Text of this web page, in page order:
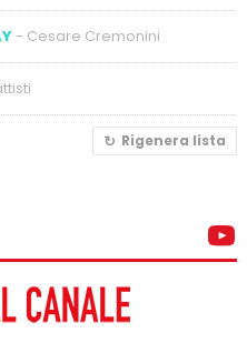
- Cesare Cremonini
Rigenera lista